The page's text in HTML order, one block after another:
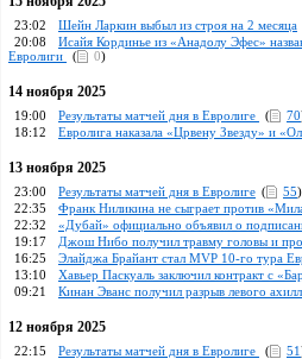
23:02 Шейн Ларкин выбыл из строя на 2 месяца
20:08
Исайя Кординье из «Анадолу Эфес»
Евролиги
( 0)
14 ноября 2025
19:00 Pезультаты матчей дня в Евролиге ( 70
18:12
Евролига наказала «Црвену Звезду» и
13 ноября 2025
23:00 Результаты матчей дня в Евролиге ( 55)
22:35
Франк Ниликина не сыграет против
22:32
«Дубай» официально объявил о
19:17
Джош Нибо получил травму головы и
16:25
Элайджа Брайант стал MVP 10-го тура
13:10
Хавьер Паскуаль заключил контракт с
09:21
Кинан Эванс получил разрыв левого
12 ноября 2025
22:15 Pезультаты матчей дня в Евролиге ( 51